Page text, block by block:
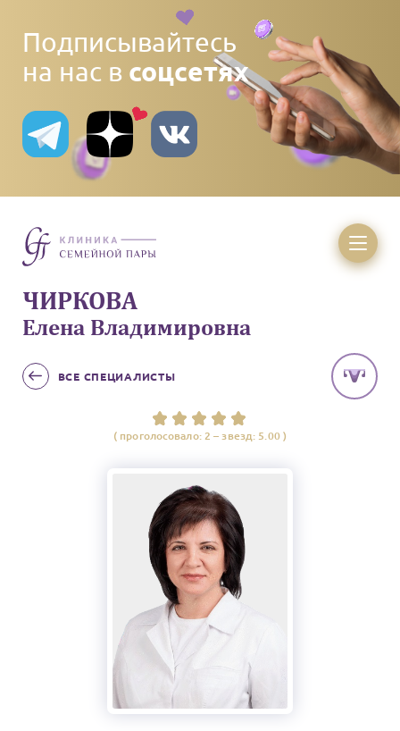
Подписывайтесь
на нас в соцсетях
ЧИРКОВА
Елена Владимировна
ВСЕ СПЕЦИАЛИСТЫ
( проголосовало:2 – звезд: 5.00)